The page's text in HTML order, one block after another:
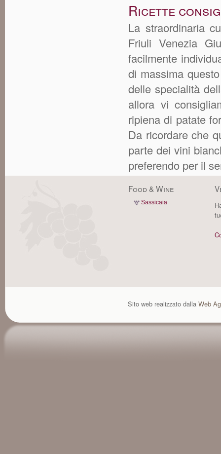
Ricette
La straordinaria
Friuli Venezia
facilmente
di massima
delle specialità
allora vi
ripiena di patate
Da ricordare che
parte dei vini
preferendo per il
Food & Wine
Sassicaia
Sito web realizzato dalla Web